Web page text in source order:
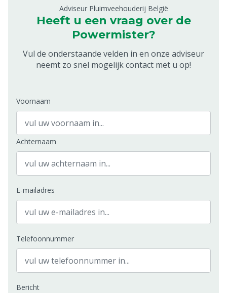
Adviseur Pluimveehouderij België
Heeft u een vraag over de
Powermister?
Vul de onderstaande velden in en onze adviseur
neemt zo snel mogelijk contact met u op!
Voornaam
Achternaam
E-mailadres
Telefoonnummer
Bericht